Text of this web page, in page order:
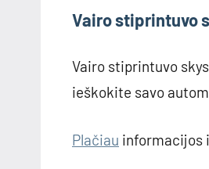
Vairo stiprintuvo
Vairo stiprintuvo
ieškokite savo
Plačiau informacijos